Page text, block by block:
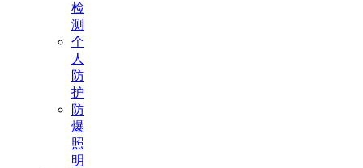
检
测
个
人
防
护
防
爆
照
明